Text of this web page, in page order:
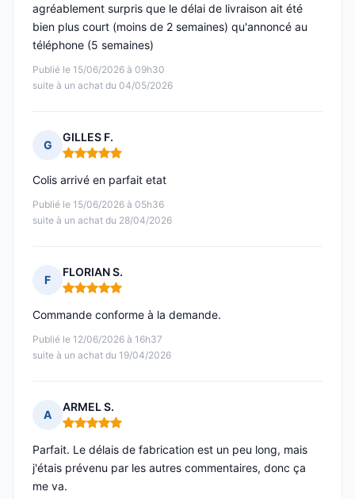
Publié le 15/06/2026 à 09h30
suite à un achat du 04/05/2026
agréablement surpris que le délai de livraison ait été
bien plus court (moins de 2 semaines) qu'annoncé au
téléphone (5 semaines)
G
GILLES F.
Note : 5 sur 5
Publié le 15/06/2026 à 05h36
suite à un achat du 28/04/2026
Colis arrivé en parfait etat
F
FLORIAN S.
Note : 5 sur 5
Publié le 12/06/2026 à 16h37
suite à un achat du 19/04/2026
Commande conforme à la demande.
A
ARMEL S.
Note : 5 sur 5
Parfait. Le délais de fabrication est un peu long, mais
j'étais prévenu par les autres commentaires, donc ça
me va.